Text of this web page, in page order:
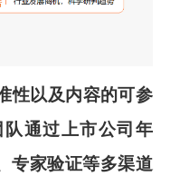
性以及内容的可参
通过上市公司年
专家验证等多渠道